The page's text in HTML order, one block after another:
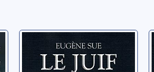
Le Juif errant: 02
Sue, Eugène